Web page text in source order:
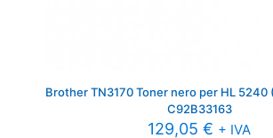
Brother TN3170 Toner nero per HL 5240
C92B33163
129,05 € + IVA